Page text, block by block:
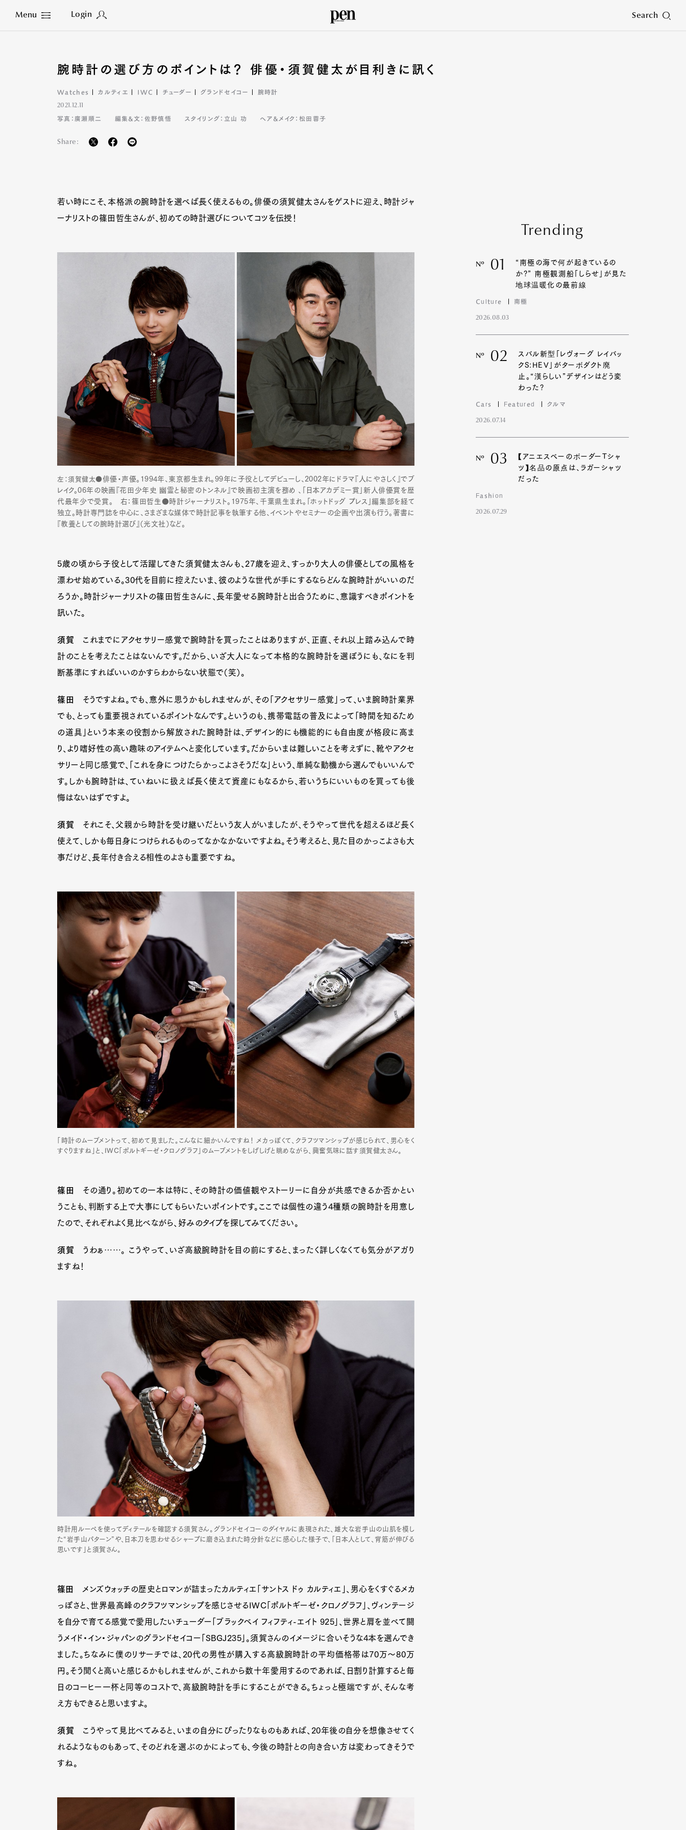
Menu Login Search
Close
Art&Design Watch
Fashion
Gourmet
Cars Product
Lifestyle
Pen Membership Magazine Official Columnist
腕時計の選び方のポイントは？ 俳優・須賀健太が目利きに訊く
Watches カルティエ IWC チューダー グランドセイコー 腕時計
2021.12.11
写真：廣瀬順二 編集&文：佐野慎悟 スタイリング：立山 功 ヘア&メイク：松田蓉子
Share:
若い時にこそ、本格派の腕時計を選べば長く使えるもの。俳優の須賀健太さんをゲストに迎え、時計ジャ
ーナリストの篠田哲生さんが、初めての時計選びについてコツを伝授！
左：須賀健太●俳優・声優。 1994年、東京都生まれ。99年に子役としてデビューし、2002年にドラマ『人にやさしく』でブ
レイク。06年の映画『花田少年史 幽霊と秘密のトンネル』で映画初主演を務め 、「日本アカデミー賞」新人俳優賞を歴
代最年少で受賞。 右：篠田哲生●時計ジャーナリスト。 1975年、千葉県生まれ。「ホットドッグ プレス」編集部を経て
独立。時計専門誌を中心に、さまざまな媒体で時計記事を執筆する他、イベントやセミナーの企画や出演も行う。著書に
『教養としての腕時計選び』（光文社）など。
5歳の頃から子役として活躍してきた須賀健太さんも、27歳を迎え、すっかり大人の俳優としての風格を
漂わせ始めている。30代を目前に控えたいま、彼のような世代が手にするならどんな腕時計がいいのだ
ろうか。時計ジャーナリストの篠田哲生さんに、長年愛せる腕時計と出合うために、意識すべきポイントを
訊いた。
須賀 これまでにアクセサリー感覚で腕時計を買ったことはありますが、正直、それ以上踏み込んで時
計のことを考えたことはないんです。だから、いざ大人になって本格的な腕時計を選ぼうにも、なにを判
断基準にすればいいのかすらわからない状態で（笑）。
篠田
そうですよね。でも、意外に思うかもしれませんが、その「アクセサリー感覚」って、いま腕時計業界
でも、とっても重要視されているポイントなんです。というのも、携帯電話の普及によって「時間を知るため
の道具」という本来の役割から解放された腕時計は、デザイン的にも機能的にも自由度が格段に高ま
り、より嗜好性の高い趣味のアイテムへと変化しています。だからいまは難しいことを考えずに、靴やアクセ
サリーと同じ感覚で、「これを身につけたらかっこよさそうだな」という、単純な動機から選んでもいいんで
す。しかも腕時計は、ていねいに扱えば長く使えて資産にもなるから、若いうちにいいものを買っても後
悔はないはずですよ。
須賀 それこそ、父親から時計を受け継いだという友人がいましたが、そうやって世代を超えるほど長く
使えて、しかも毎日身につけられるものってなかなかないですよね。そう考えると、見た目のかっこよさも大
事だけど、長年付き合える相性のよさも重要ですね。
「時計のムーブメントって、初めて見ました。こんなに細かいんですね！ メカっぽくて、クラフツマンシップが感じられて、男心をく
すぐりますね」と、IWC「ポルトギーゼ・クロノグラフ」のムーブメントをしげしげと眺めながら、興奮気味に話す須賀健太さん。
篠田
その通り。初めての一本は特に、その時計の価値観やストーリーに自分が共感できるか否かとい
うことも、判断する上で大事にしてもらいたいポイントです。ここでは個性の違う4種類の腕時計を用意し
たので、それぞれよく見比べながら、好みのタイプを探してみてください。
須賀 うわぁ……。 こうやって、いざ高級腕時計を目の前にすると、まったく詳しくなくても気分がアガり
ますね！
時計用ルーペを使ってディテールを確認する須賀さん。グランドセイコーのダイヤルに表現された、雄大な岩手山の山肌を模し
た“岩手山パターン”や、日本刀を思わせるシャープに磨き込まれた時分針などに感心した様子で、「日本人として、背筋が伸びる
思いです」と須賀さん。
篠田
メンズウォッチの歴史とロマンが詰まったカルティエ「サントス ドゥ カルティエ」、男心をくすぐるメカ
っぽさと、世界最高峰のクラフツマンシップを感じさせるIWC「ポルトギーゼ・クロノグラフ」、ヴィンテージ
を自分で育てる感覚で愛用したいチューダー「ブラックベイ フィフティ-エイト 925」、世界と肩を並べて闘
うメイド・イン・ジャパンのグランドセイコー「SBGJ235」。須賀さんのイメージに合いそうな4本を選んでき
ました。ちなみに僕のリサーチでは、20代の男性が購入する高級腕時計の平均価格帯は70万〜80万
円。そう聞くと高いと感じるかもしれませんが、これから数十年愛用するのであれば、日割り計算すると毎
日のコーヒー一杯と同等のコストで、高級腕時計を手にすることができる。ちょっと極端ですが、そんな考
え方もできると思いますよ。
須賀 こうやって見比べてみると、いまの自分にぴったりなものもあれば、20年後の自分を想像させてく
れるようなものもあって、そのどれを選ぶのかによっても、今後の時計との向き合い方は変わってきそうで
すね。
Trending
Nº 01
“南極の海で何が起きているの
か?” 南極観測船「しらせ」が見た
地球温暖化の最前線
Culture 南極
2026.08.03
Nº 02
スバル新型「レヴォーグ レイバッ
クS:HEV」がターボダクト廃
止。“漢らしい”デザインはどう変
わった?
Cars Featured クルマ
2026.07.14
Nº 03
【アニエスベーのボーダーTシャ
ツ】名品の原点は、ラガーシャツ
だった
Fashion
2026.07.29